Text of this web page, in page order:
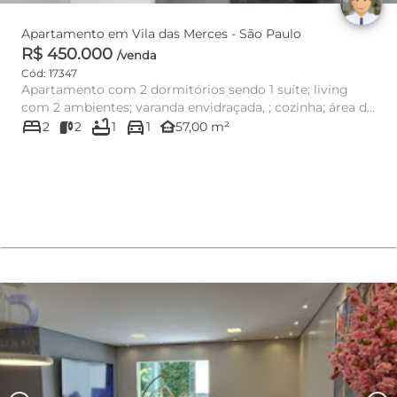
Apartamento em Vila das Merces - São Paulo
R$ 450.000 /venda
Cód: 17347
Apartamento com 2 dormitórios sendo 1 suíte; living
com 2 ambientes; varanda envidraçada, ; cozinha; área de
serviço; ...
bed2 2 bathtub1 directions_car1 other_houses57,00 m²